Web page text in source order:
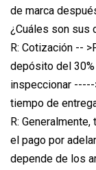
de marca
¿Cuáles son sus
R: Cotización --
depósito del
inspeccionar -----
tiempo de
R:
el pago por
depende de los